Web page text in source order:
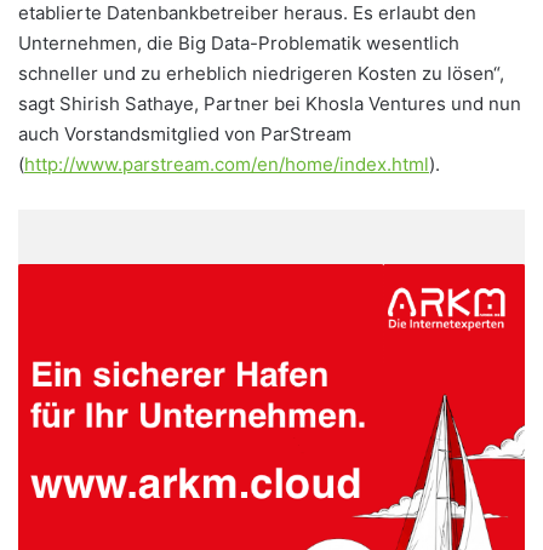
etablierte Datenbankbetreiber heraus. Es erlaubt den
Unternehmen, die Big Data-Problematik wesentlich
schneller und zu erheblich niedrigeren Kosten zu lösen“,
sagt Shirish Sathaye, Partner bei Khosla Ventures und nun
auch Vorstandsmitglied von ParStream
(http://www.parstream.com/en/home/index.html).